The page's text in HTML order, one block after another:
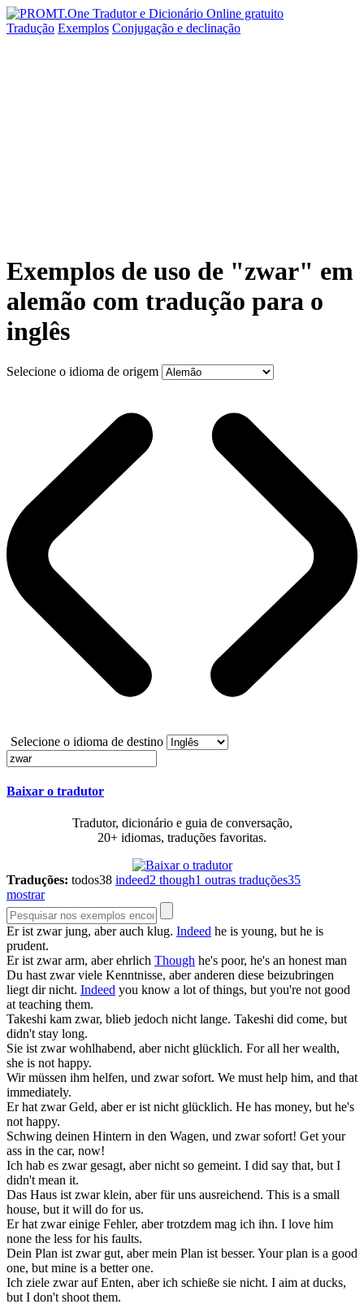
Tradução Exemplos Conjugação e declinação
Exemplos de uso de "zwar" em
alemão com tradução para o
inglês
Selecione o idioma de origem
Selecione o idioma de destino
Baixar o tradutor
Tradutor, dicionário e guia de conversação,
20+ idiomas, traduções favoritas.
Traduções: todos38 indeed2 though1 outras traduções35
mostrar
Er istzwarjung, aber auch klug. Indeed he is young, but he is
prudent.
Er istzwararm, aber ehrlich Though he's poor, he's an honest man
Du hastzwarviele Kenntnisse, aber anderen diese beizubringen
liegt dir nicht. Indeed you know a lot of things, but you're not good
at teaching them.
Takeshi kam zwar, blieb jedoch nicht lange. Takeshi did come, but
didn't stay long.
Sie istzwarwohlhabend, aber nicht glücklich. For all her wealth,
she is not happy.
Wir müssen ihm helfen, und zwarsofort. We must help him, and that
immediately.
Er hatzwarGeld, aber er ist nicht glücklich. He has money, but he's
not happy.
Schwing deinen Hintern in den Wagen, und zwarsofort! Get your
ass in the car, now!
Ich hab es zwargesagt, aber nicht so gemeint. I did say that, but I
didn't mean it.
Das Haus istzwarklein, aber für uns ausreichend. This is a small
house, but it will do for us.
Er hatzwareinige Fehler, aber trotzdem mag ich ihn. I love him
none the less for his faults.
Dein Plan istzwargut, aber mein Plan ist besser. Your plan is a good
one, but mine is a better one.
Ich ziele zwarauf Enten, aber ich schieße sie nicht. I aim at ducks,
but I don't shoot them.